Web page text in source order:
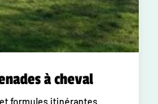
à cheval